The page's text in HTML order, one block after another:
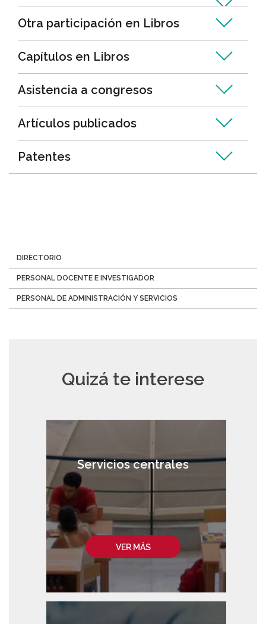
Otra participación en Libros
Capítulos en Libros
Asistencia a congresos
Artículos publicados
Patentes
Menú
Directorio
DIRECTORIO
PERSONAL DOCENTE E INVESTIGADOR
PERSONAL DE ADMINISTRACIÓN Y SERVICIOS
Quizá te interese
VER MÁS
Servicios centrales